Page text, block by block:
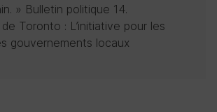
» Bulletin politique 14.
de Toronto : L’initiative pour les
gouvernements locaux